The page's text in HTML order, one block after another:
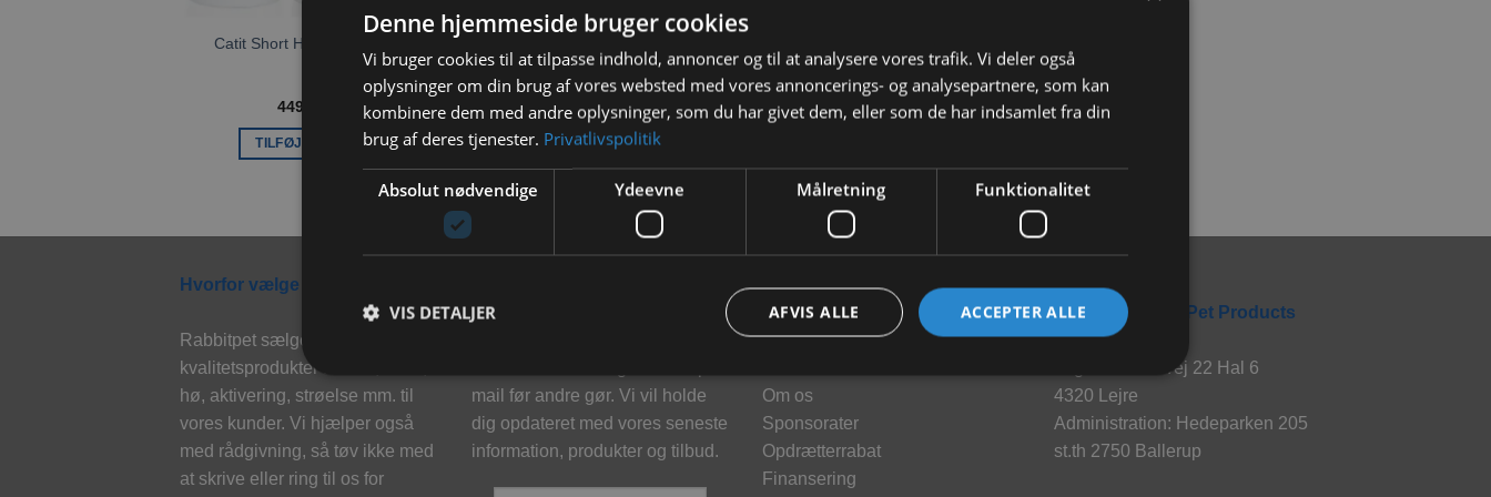
Catit Short Hair grooming kit
449,00
TILFØJ TIL KURV
King Komb Retraction Action Gul
14cm
189,00kr.
TILFØJ TIL KURV
Grøn 7cm
149,00kr.
Hvorfor vælge Rabbitpet?
Rabbitpet sælger ikke kun
kvalitetsprodukter såsom, foder,
hø, aktivering, strøelse mm. til
vores kunder. Vi hjælper også
med rådgivning, så tøv ikke med
at skrive eller ring til os for
mail før andre gør. Vi vil holde
dig opdateret med vores seneste
information, produkter og tilbud.
Information
Kontakt
Om os
Sponsorater
Opdrætterrabat
Finansering
Rabbitpet
En del af World Pet Products
Lager: Hvalsøvej 22 Hal 6
4320 Lejre
Administration: Hedeparken 205
st.th 2750 Ballerup
Denne hjemmeside bruger cookies
Vi bruger cookies til at tilpasse indhold, annoncer og til at analysere vores trafik. Vi deler også
oplysninger om din brug af vores websted med vores annoncerings- og analysepartnere, som kan
kombinere dem med andre oplysninger, som du har givet dem, eller som de har indsamlet fra din
brug af deres tjenester. Privatlivspolitik
Absolut nødvendige Ydeevne Målretning Funktionalitet
ACCEPTER ALLE
AFVIS ALLE
VIS DETALJER